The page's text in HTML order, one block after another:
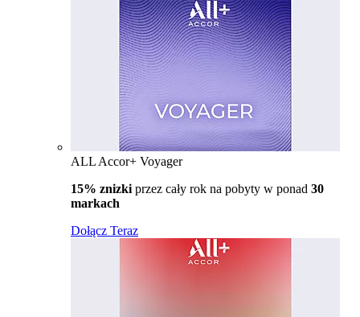
ALL Accor+ Voyager
15% znizki przez cały rok na pobyty w ponad 30
markach
Dołącz Teraz